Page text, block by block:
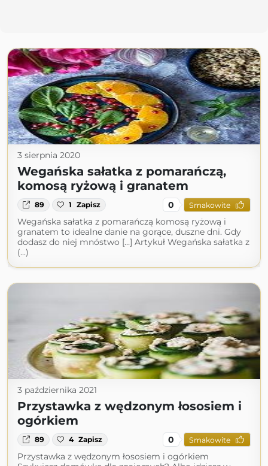
3 sierpnia 2020
Wegańska sałatka z pomarańczą,
komosą ryżową i granatem
89 1 Zapisz 0 Smakowite
Wegańska sałatka z pomarańczą komosą ryżową i
granatem to idealne danie na gorące, duszne dni. Gdy
dodasz do niej mnóstwo […] Artykuł Wegańska sałatka z
(...)
3 października 2021
Przystawka z wędzonym łososiem i
ogórkiem
89 4 Zapisz 0 Smakowite
Przystawka z wędzonym łososiem i ogórkiem